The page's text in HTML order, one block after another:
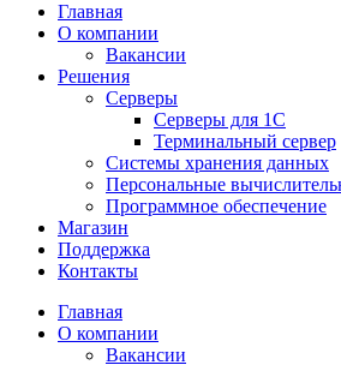
Главная
О компании
Вакансии
Решения
Серверы
Серверы для 1С
Терминальный сервер
Системы хранения данных
Персональные
Программное обеспечение
Магазин
Поддержка
Контакты
Главная
О компании
Вакансии